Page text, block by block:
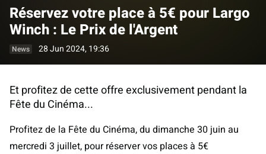
Réservez votre place à 5€ pour Largo
Winch : Le Prix de l'Argent
News 28 Jun 2024, 19:36
Et profitez de cette offre exclusivement pendant la
Fête du Cinéma...
Profitez de la Fête du Cinéma, du dimanche 30 juin au
mercredi 3 juillet, pour réserver vos places à 5€